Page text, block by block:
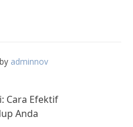
by adminnov
Cara Efektif
Anda